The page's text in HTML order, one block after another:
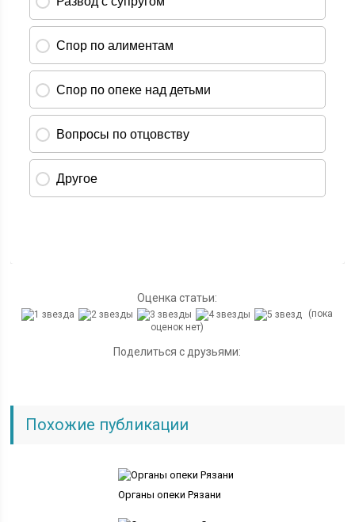
Оценка статьи:
(пока
оценок нет)
Поделиться с друзьями:
Похожие публикации
Органы опеки Рязани